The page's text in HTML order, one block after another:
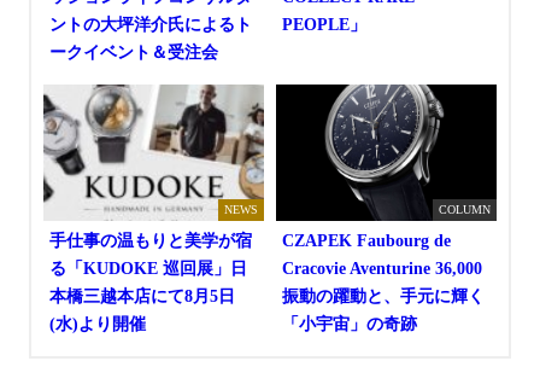
ントの大坪洋介氏によるト
ークイベント＆受注会
PEOPLE」
NEWS
手仕事の温もりと美学が宿
る「KUDOKE 巡回展」日
本橋三越本店にて8月5日
(水)より開催
COLUMN
CZAPEK Faubourg de
Cracovie Aventurine 36,000
振動の躍動と、手元に輝く
「小宇宙」の奇跡